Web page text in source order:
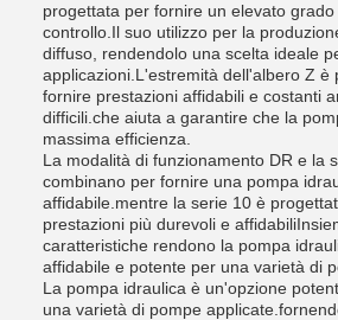
progettata per fornire un elevato
controllo.Il suo utilizzo per la
diffuso, rendendolo una scelta ideale
applicazioni.L'estremità dell'albero Z è
fornire prestazioni affidabili e costanti
difficili.che aiuta a garantire che la
massima efficienza.
La modalità di funzionamento DR e la
combinano per fornire una pompa
affidabile.mentre la serie 10 è
prestazioni più durevoli e
caratteristiche rendono la pompa
affidabile e potente per una varietà di
La pompa idraulica è un'opzione
una varietà di pompe